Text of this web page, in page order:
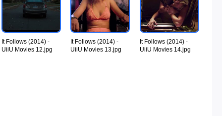
It Follows (2014) -
UiiU Movies 12.jpg
It Follows (2014) -
UiiU Movies 13.jpg
It Follows (2014) -
UiiU Movies 14.jpg